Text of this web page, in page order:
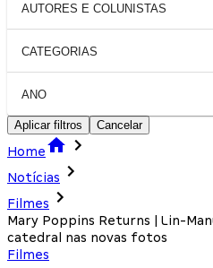
AUTORES E COLUNISTAS
CATEGORIAS
ANO
Aplicar filtros Cancelar
Home
Notícias
Filmes
Mary Poppins Returns | Lin-
catedral nas novas fotos
Filmes